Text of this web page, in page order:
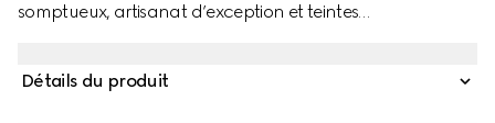
somptueux, artisanat d’exception et teintes
Détails du produit